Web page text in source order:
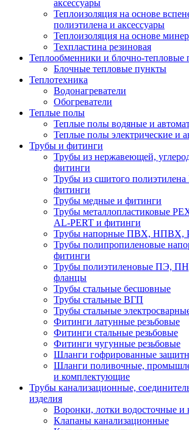
аксессуары
Теплоизоляция на основе
полиэтилена и аксессуары
Теплоизоляция на основе
Техпластина резиновая
Теплообменники и блочно-тепловые
Блочные тепловые пункты
Теплотехника
Водонагреватели
Обогреватели
Теплые полы
Теплые полы водяные и
Теплые полы электрические и
Трубы и фитинги
Трубы из нержавеющей,
фитинги
Трубы из сшитого
фитинги
Трубы медные и фитинги
Трубы металлопластиковые
AL-PERT и фитинги
Трубы напорные ПВХ, НПВХ,
Трубы полипропиленовые
фитинги
Трубы полиэтиленовые ПЭ,
фланцы
Трубы стальные бесшовные
Трубы стальные ВГП
Трубы стальные
Фитинги латунные резьбовые
Фитинги стальные резьбовые
Фитинги чугунные резьбовые
Шланги гофрированные
Шланги поливочные,
и комплектующие
Трубы канализационные,
изделия
Воронки, лотки водосточные
Клапаны канализационные